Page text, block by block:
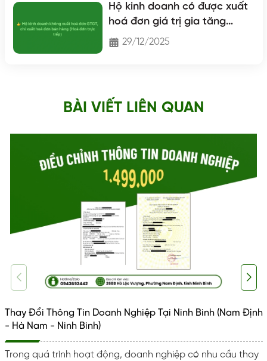
Hộ kinh doanh có được xuất
hoá đơn giá trị gia tăng
không?
29/12/2025
BÀI VIẾT LIÊN QUAN
Thay Đổi Thông Tin Doanh Nghiệp Tại Ninh Binh (Nam Định
- Hà Nam - Ninh Binh)
Trong quá trình hoạt động, doanh nghiệp có nhu cầu thay